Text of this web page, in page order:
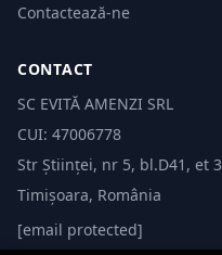
Contactează-ne
CONTACT
SC EVITĂ AMENZI SRL
CUI: 47006778
Str Științei, nr 5, bl.D41, et 3
Timișoara, România
[email protected]